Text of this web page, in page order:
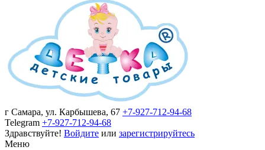
г Самара, ул. Карбышева, 67 +7-927-712-94-68
Telegram +7-927-712-94-68
Здравствуйте! Войдите или зарегистрируйтесь
Меню